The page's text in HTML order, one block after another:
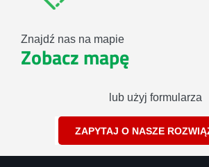
Znajdź nas na mapie
Zobacz mapę
lub użyj formularza
ZAPYTAJ O NASZE